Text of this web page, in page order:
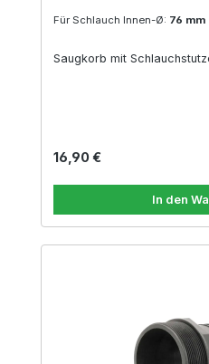
Für Schlauch Innen-Ø: 76 mm
Saugkorb mit
Regulärer Preis:
16,90 €
In den